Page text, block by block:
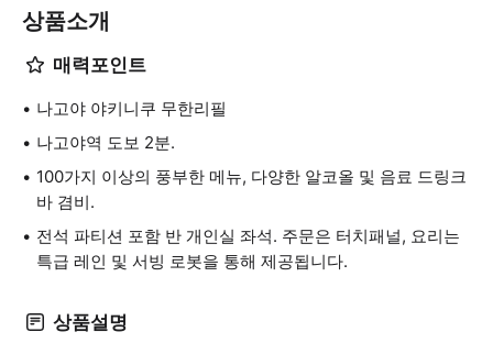
상품소개
매력포인트
나고야 야키니쿠 무한리필
나고야역 도보 2분.
100가지 이상의 풍부한 메뉴, 다양한 알코올 및 음료 드링크
바 겸비.
전석 파티션 포함 반 개인실 좌석. 주문은 터치패널, 요리는
특급 레인 및 서빙 로봇을 통해 제공됩니다.
상품설명